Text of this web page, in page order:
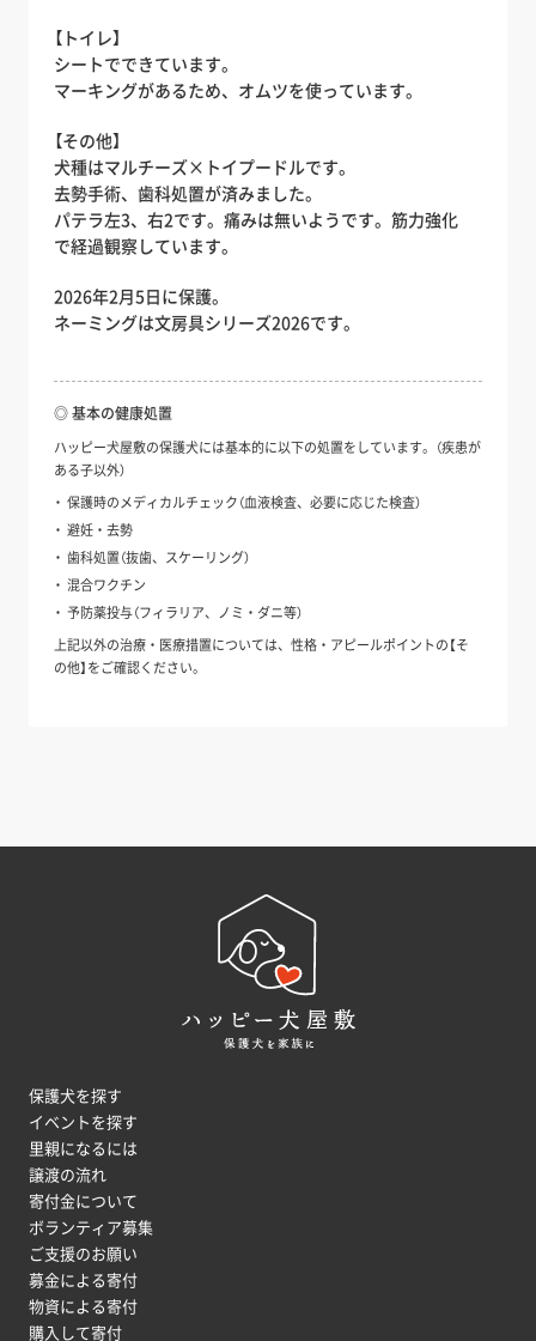
【トイレ】
シートでできています。
マーキングがあるため、オムツを使っています。
【その他】
犬種はマルチーズ×トイプードルです。
去勢手術、歯科処置が済みました。
パテラ左3、右2です。痛みは無いようです。筋力強化
で経過観察しています。
2026年2月5日に保護。
ネーミングは文房具シリーズ2026です。
◎ 基本の健康処置
ハッピー犬屋敷の保護犬には基本的に以下の処置をしています。（疾患が
ある子以外）
保護時のメディカルチェック（血液検査、必要に応じた検査）
避妊・去勢
歯科処置（抜歯、スケーリング）
混合ワクチン
予防薬投与（フィラリア、ノミ・ダニ等）
上記以外の治療・医療措置については、性格・アピールポイントの【そ
の他】をご確認ください。
保護犬を探す
イベントを探す
里親になるには
譲渡の流れ
寄付金について
ボランティア募集
ご支援のお願い
募金による寄付
物資による寄付
購入して寄付